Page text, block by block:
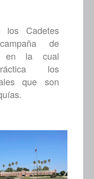
los Cadetes
de
en la cual
los
que son